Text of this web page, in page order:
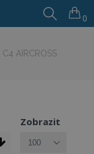
0
C4 AIRCROSS
Zobrazit